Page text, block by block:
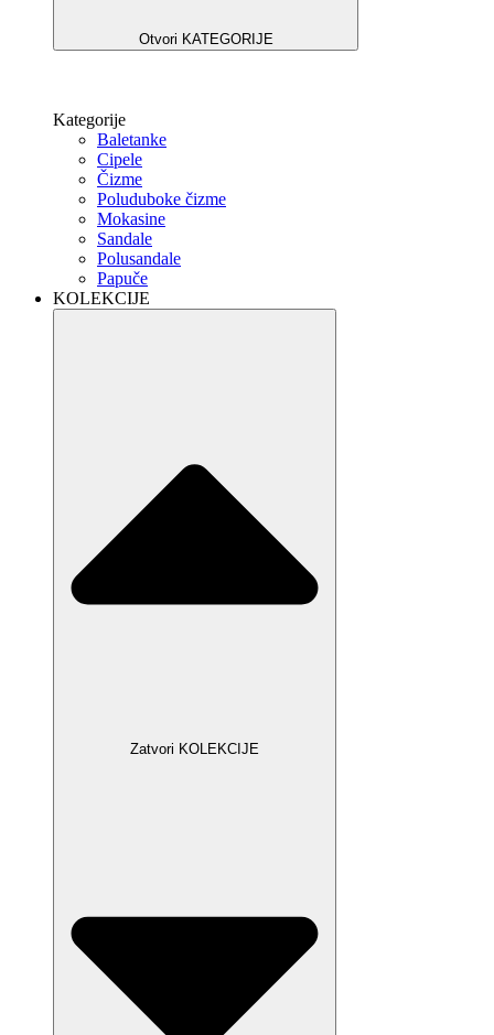
Otvori KATEGORIJE
Kategorije
Baletanke
Cipele
Čizme
Poluduboke čizme
Mokasine
Sandale
Polusandale
Papuče
KOLEKCIJE
Zatvori KOLEKCIJE